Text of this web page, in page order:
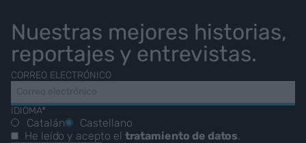
Nuestras mejores historias,
reportajes y entrevistas.
CORREO ELECTRÓNICO
IDIOMA*
Catalán
Castellano
He leído y acepto el tratamiento de datos